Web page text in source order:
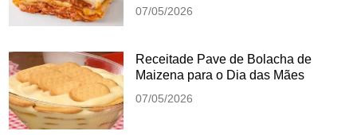
07/05/2026
Receitade Pave de Bolacha de
Maizena para o Dia das Mães
07/05/2026